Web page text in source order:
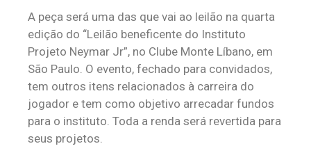
A peça será uma das que vai ao leilão na quarta
edição do “Leilão beneficente do Instituto
Projeto Neymar Jr”, no Clube Monte Líbano, em
São Paulo. O evento, fechado para convidados,
tem outros itens relacionados à carreira do
jogador e tem como objetivo arrecadar fundos
para o instituto. Toda a renda será revertida para
seus projetos.